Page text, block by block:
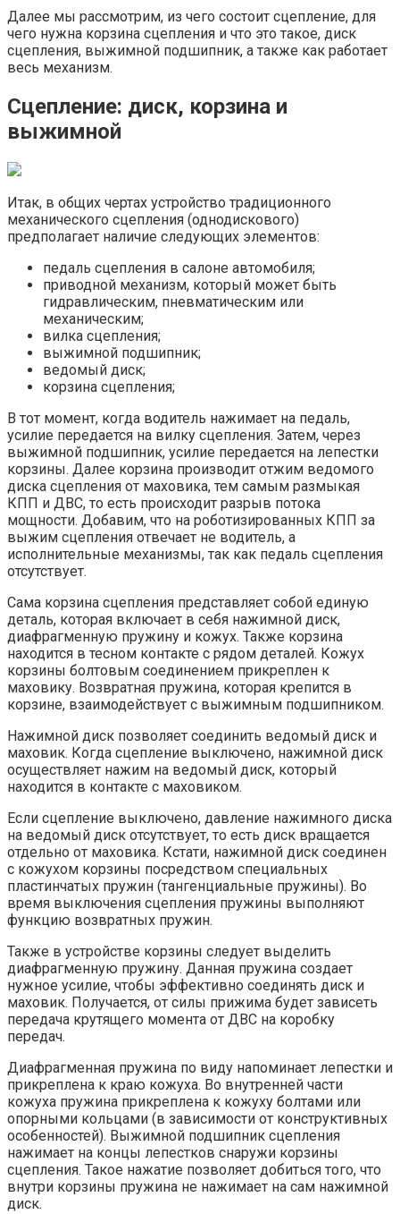
Далее мы рассмотрим, из чего состоит сцепление, для
чего нужна корзина сцепления и что это такое, диск
сцепления, выжимной подшипник, а также как работает
весь механизм.
Сцепление: диск, корзина и
выжимной
Итак, в общих чертах устройство традиционного
механического сцепления (однодискового)
предполагает наличие следующих элементов:
педаль сцепления в салоне автомобиля;
приводной механизм, который может быть
гидравлическим, пневматическим или
механическим;
вилка сцепления;
выжимной подшипник;
ведомый диск;
корзина сцепления;
В тот момент, когда водитель нажимает на педаль,
усилие передается на вилку сцепления. Затем, через
выжимной подшипник, усилие передается на лепестки
корзины. Далее корзина производит отжим ведомого
диска сцепления от маховика, тем самым размыкая
КПП и ДВС, то есть происходит разрыв потока
мощности. Добавим, что на роботизированных КПП за
выжим сцепления отвечает не водитель, а
исполнительные механизмы, так как педаль сцепления
отсутствует.
Сама корзина сцепления представляет собой единую
деталь, которая включает в себя нажимной диск,
диафрагменную пружину и кожух. Также корзина
находится в тесном контакте с рядом деталей. Кожух
корзины болтовым соединением прикреплен к
маховику. Возвратная пружина, которая крепится в
корзине, взаимодействует с выжимным подшипником.
Нажимной диск позволяет соединить ведомый диск и
маховик. Когда сцепление выключено, нажимной диск
осуществляет нажим на ведомый диск, который
находится в контакте с маховиком.
Если сцепление выключено, давление нажимного диска
на ведомый диск отсутствует, то есть диск вращается
отдельно от маховика. Кстати, нажимной диск соединен
с кожухом корзины посредством специальных
пластинчатых пружин (тангенциальные пружины). Во
время выключения сцепления пружины выполняют
функцию возвратных пружин.
Также в устройстве корзины следует выделить
диафрагменную пружину. Данная пружина создает
нужное усилие, чтобы эффективно соединять диск и
маховик. Получается, от силы прижима будет зависеть
передача крутящего момента от ДВС на коробку
передач.
Диафрагменная пружина по виду напоминает лепестки и
прикреплена к краю кожуха. Во внутренней части
кожуха пружина прикреплена к кожуху болтами или
опорными кольцами (в зависимости от конструктивных
особенностей). Выжимной подшипник сцепления
нажимает на концы лепестков снаружи корзины
сцепления. Такое нажатие позволяет добиться того, что
внутри корзины пружина не нажимает на сам нажимной
диск.